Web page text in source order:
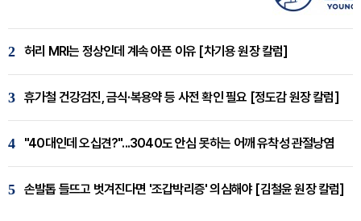
2 허리 MRI는 정상인데 계속 아픈 이유 [차기용 원장 칼럼]
3 휴가철 건강검진, 금식·복용약 등 사전 확인 필요 [정도감 원장 칼럼]
4 "40대인데 오십견?"...3040도 안심 못하는 어깨 유착성 관절낭염
5 손발톱 들뜨고 벗겨진다면 '조갑박리증' 의심해야 [김철윤 원장 칼럼]